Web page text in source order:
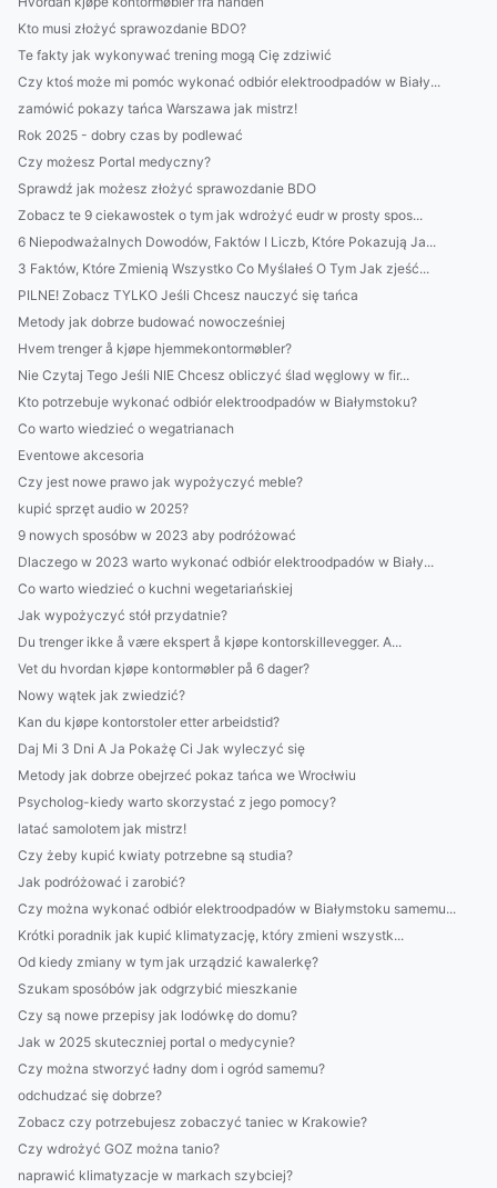
Kto musi złożyć sprawozdanie BDO?
Te fakty jak wykonywać trening mogą Cię zdziwić
Czy ktoś może mi pomóc wykonać odbiór elektroodpadów w Biały...
zamówić pokazy tańca Warszawa jak mistrz!
Rok 2025 - dobry czas by podlewać
Czy możesz Portal medyczny?
Sprawdź jak możesz złożyć sprawozdanie BDO
Zobacz te 9 ciekawostek o tym jak wdrożyć eudr w prosty spos...
6 Niepodważalnych Dowodów, Faktów I Liczb, Które Pokazują Ja...
3 Faktów, Które Zmienią Wszystko Co Myślałeś O Tym Jak zjeść...
PILNE! Zobacz TYLKO Jeśli Chcesz nauczyć się tańca
Metody jak dobrze budować nowocześniej
Hvem trenger å kjøpe hjemmekontormøbler?
Nie Czytaj Tego Jeśli NIE Chcesz obliczyć ślad węglowy w fir...
Kto potrzebuje wykonać odbiór elektroodpadów w Białymstoku?
Co warto wiedzieć o wegatrianach
Eventowe akcesoria
Czy jest nowe prawo jak wypożyczyć meble?
kupić sprzęt audio w 2025?
9 nowych sposóbw w 2023 aby podróżować
Dlaczego w 2023 warto wykonać odbiór elektroodpadów w Biały...
Co warto wiedzieć o kuchni wegetariańskiej
Jak wypożyczyć stół przydatnie?
Du trenger ikke å være ekspert å kjøpe kontorskillevegger. A...
Vet du hvordan kjøpe kontormøbler på 6 dager?
Nowy wątek jak zwiedzić?
Kan du kjøpe kontorstoler etter arbeidstid?
Daj Mi 3 Dni A Ja Pokażę Ci Jak wyleczyć się
Metody jak dobrze obejrzeć pokaz tańca we Wrocłwiu
Psycholog-kiedy warto skorzystać z jego pomocy?
latać samolotem jak mistrz!
Czy żeby kupić kwiaty potrzebne są studia?
Jak podróżować i zarobić?
Czy można wykonać odbiór elektroodpadów w Białymstoku samemu...
Krótki poradnik jak kupić klimatyzację, który zmieni wszystk...
Od kiedy zmiany w tym jak urządzić kawalerkę?
Szukam sposóbów jak odgrzybić mieszkanie
Czy są nowe przepisy jak lodówkę do domu?
Jak w 2025 skuteczniej portal o medycynie?
Czy można stworzyć ładny dom i ogród samemu?
odchudzać się dobrze?
Zobacz czy potrzebujesz zobaczyć taniec w Krakowie?
Czy wdrożyć GOZ można tanio?
naprawić klimatyzacje w markach szybciej?